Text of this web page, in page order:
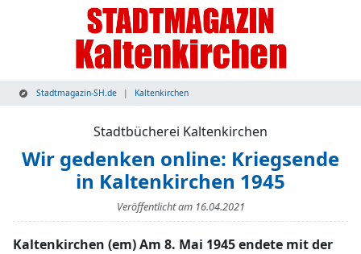
Stadtmagazin-SH.de Kaltenkirchen
Stadtbücherei Kaltenkirchen
Wir gedenken online: Kriegsende
in Kaltenkirchen 1945
Veröffentlicht am 16.04.2021
Kaltenkirchen (em) Am 8. Mai 1945 endete mit der